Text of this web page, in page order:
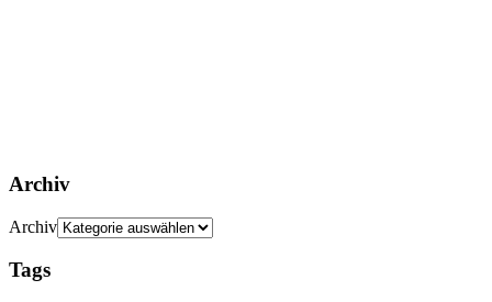
Archiv
Archiv
Tags